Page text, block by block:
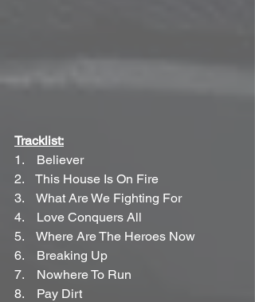
Tracklist:
1.    Believer
2.    This House Is On Fire
3.    What Are We Fighting For
4.    Love Conquers All
5.    Where Are The Heroes Now
6.    Breaking Up
7.    Nowhere To Run
8.    Pay Dirt